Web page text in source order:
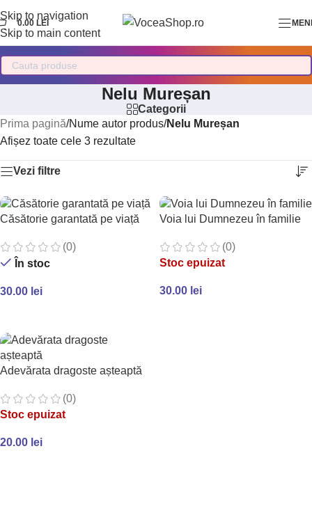
Skip to navigation
Skip to main content
0.00 LEI
Nelu Mureșan
Categorii
Prima pagină/Nume autor produs/Nelu Mureșan
Afișez toate cele 3 rezultate
Vezi filtre
Căsătorie garantată pe viață
(0)
În stoc
30.00 lei
Voia lui Dumnezeu în familie
(0)
Stoc epuizat
30.00 lei
Adevărata dragoste așteaptă
(0)
Stoc epuizat
20.00 lei